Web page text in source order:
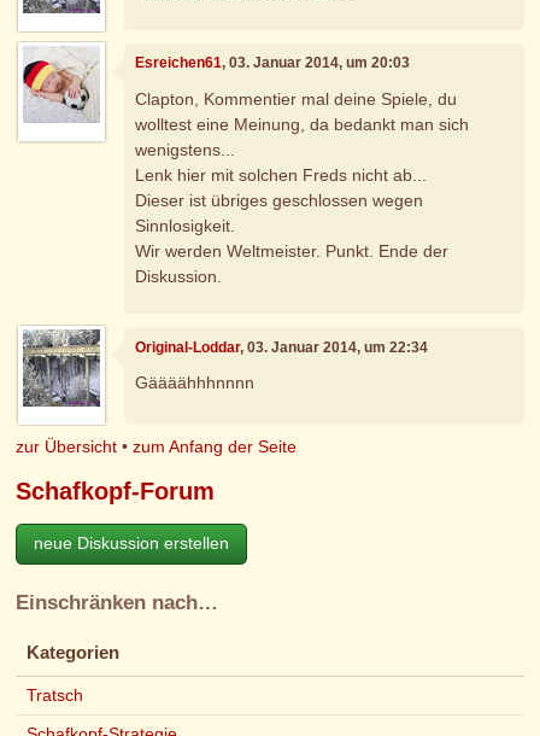
Esreichen61, 03. Januar 2014, um 20:03
Clapton, Kommentier mal deine Spiele, du
wolltest eine Meinung, da bedankt man sich
wenigstens...
Lenk hier mit solchen Freds nicht ab...
Dieser ist übriges geschlossen wegen
Sinnlosigkeit.
Wir werden Weltmeister. Punkt. Ende der
Diskussion.
Original-Loddar, 03. Januar 2014, um 22:34
Gäääähhhnnnn
zur Übersicht •zum Anfang der Seite
Schafkopf-Forum
neue Diskussion erstellen
Einschränken nach…
Kategorien
Tratsch